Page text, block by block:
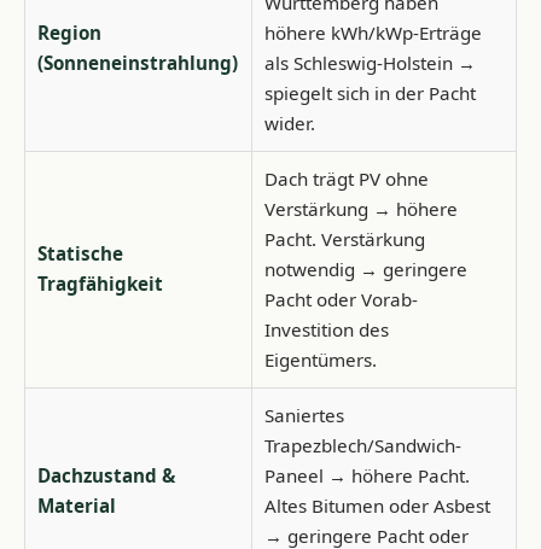
Region
(Sonneneinstrahlung)
höhere kWh/kWp-Erträge
als Schleswig-Holstein →
spiegelt sich in der Pacht
wider.
Statische
Tragfähigkeit
Dach trägt PV ohne
Verstärkung → höhere
Pacht. Verstärkung
notwendig → geringere
Pacht oder Vorab-
Investition des
Eigentümers.
Dachzustand &
Material
Saniertes
Trapezblech/Sandwich-
Paneel → höhere Pacht.
Altes Bitumen oder Asbest
→ geringere Pacht oder